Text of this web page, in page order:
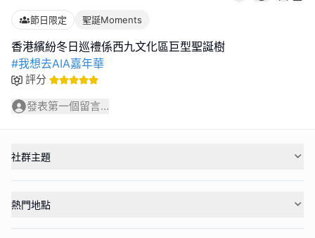
節日限定 聖誕Moments
#我想去AIA嘉年華
評分
發表第一個留言...
社群主題
熱門地點